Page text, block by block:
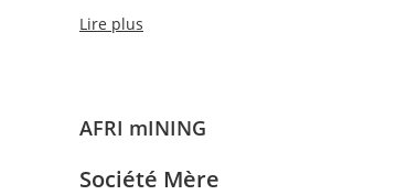
Lire plus
AFRI mINING
Société Mère